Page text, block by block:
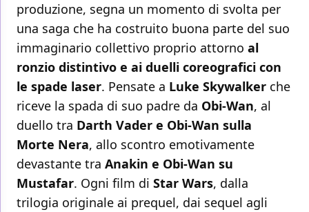
produzione, segna un momento di svolta per
una saga che ha costruito buona parte del suo
immaginario collettivo proprio attorno al
ronzio distintivo e ai duelli coreografici con
le spade laser. Pensate a Luke Skywalker che
riceve la spada di suo padre da Obi-Wan, al
duello tra Darth Vader e Obi-Wan sulla
Morte Nera, allo scontro emotivamente
devastante tra Anakin e Obi-Wan su
Mustafar. Ogni film di Star Wars, dalla
trilogia originale ai prequel, dai sequel agli